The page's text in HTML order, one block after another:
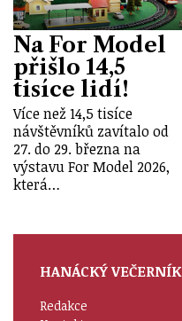
Na For Model
přišlo 14,5
tisíce lidí!
Více než 14,5 tisíce
návštěvníků zavítalo od
27. do 29. března na
výstavu For Model 2026,
která…
HANÁCKÝ VEČERNÍK
Redakce